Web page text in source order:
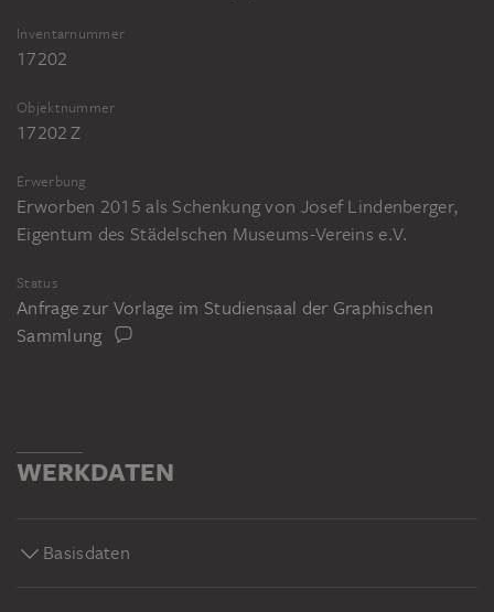
Inventarnummer
17202
Objektnummer
17202 Z
Erwerbung
Erworben 2015 als Schenkung von Josef Lindenberger,
Eigentum des Städelschen Museums-Vereins e.V.
Status
Anfrage zur Vorlage im Studiensaal der Graphischen
Sammlung
WERKDATEN
Basisdaten